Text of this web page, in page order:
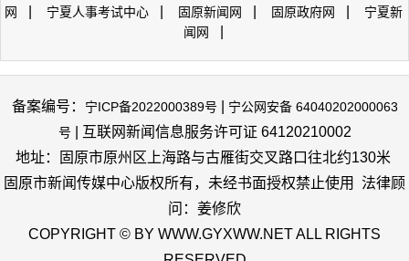
网
宁夏人事考试中心 固原新闻网 固原政府网
宁夏新
闻网
备案编号： 宁ICP备2022000389号
宁公网安备 64040202000063
号 | 互联网新闻信息服务许可证 64120210002
地址：固原市原州区上海路与古雁街交叉路口往北约130米
固原市新闻传媒中心版权所有，未经书面授权禁止使用 法律顾
问：姜修欣
COPYRIGHT © BY WWW.GYXWW.NET ALL RIGHTS